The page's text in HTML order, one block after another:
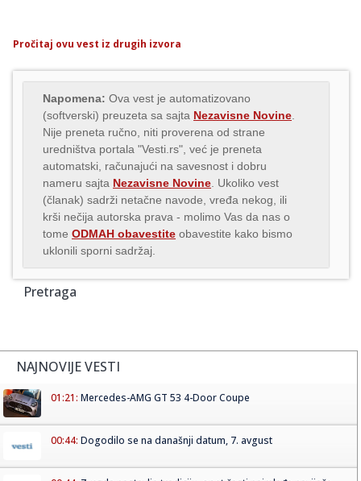
Pročitaj ovu vest iz drugih izvora
Napomena: Ova vest je automatizovano
(softverski) preuzeta sa sajta Nezavisne Novine
Nije preneta ručno, niti proverena od strane
uredništva portala "Vesti.rs", već je preneta
automatski, računajući na savesnost i dobru
nameru sajta Nezavisne Novine . Ukoliko vest
(članak) sadrži netačne navode, vređa nekog, ili
krši nečija autorska prava - molimo Vas da nas o
tome ODMAH obavestite obavestite kako bismo
uklonili sporni sadržaj.
Pretraga
NAJNOVIJE VESTI
01:21: Mercedes-AMG GT 53 4-Door Coupe
00:44: Dogodilo se na današnji datum, 7. avgust